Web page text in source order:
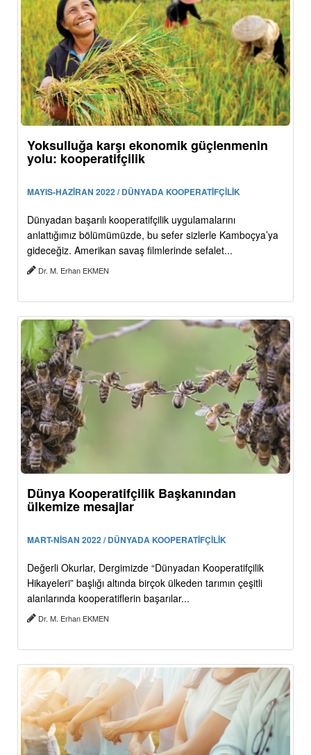
Yoksulluğa karşı ekonomik güçlenmenin
yolu: kooperatifçilik
MAYIS-HAZİRAN 2022 / DÜNYADA KOOPERATİFÇİLİK
Dünyadan başarılı kooperatifçilik uygulamalarını
anlattığımız bölümümüzde, bu sefer sizlerle Kamboçya’ya
gideceğiz. Amerikan savaş filmlerinde sefalet...
Dr. M. Erhan EKMEN
Dünya Kooperatifçilik Başkanından
ülkemize mesajlar
MART-NİSAN 2022 / DÜNYADA KOOPERATİFÇİLİK
Değerli Okurlar, Dergimizde “Dünyadan Kooperatifçilik
Hikayeleri” başlığı altında birçok ülkeden tarımın çeşitli
alanlarında kooperatiflerin başarılar...
Dr. M. Erhan EKMEN